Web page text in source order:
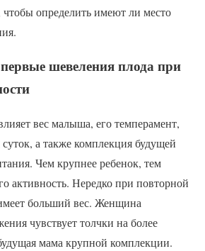
чтобы определить имеют ли место
шевеления плода при
вес малыша, его темперамент,
а также комплекция будущей
Чем крупнее ребенок, тем
активность. Нередко при повторной
больший вес. Женщина
чувствует толчки на более
мама крупной комплекции.